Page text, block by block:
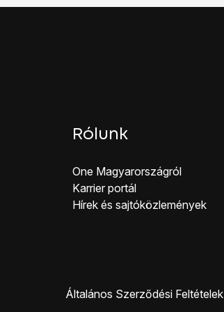
Rólunk
One Magyar országról
Karrier portál
Hírek és sajtóközlemények
Általános Szerződési Feltételek